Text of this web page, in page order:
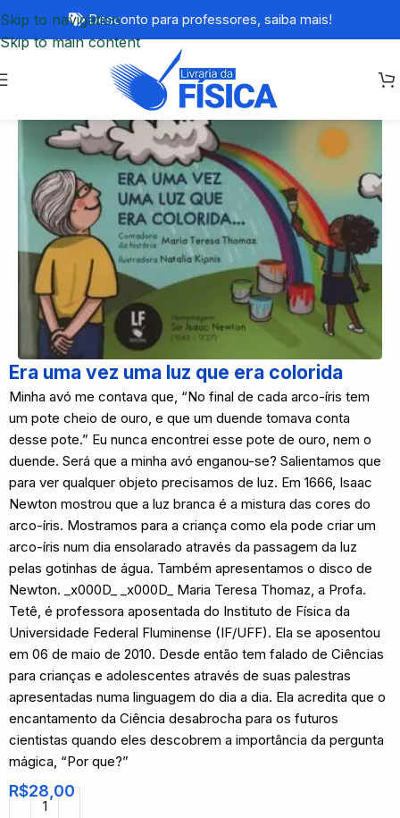
Skip to navigation
Skip to main content
Desconto para professores, saiba mais!
Era uma vez uma luz que era colorida
Minha avó me contava que, “No final de cada arco-íris tem
um pote cheio de ouro, e que um duende tomava conta
desse pote.” Eu nunca encontrei esse pote de ouro, nem o
duende. Será que a minha avó enganou-se? Salientamos que
para ver qualquer objeto precisamos de luz. Em 1666, Isaac
Newton mostrou que a luz branca é a mistura das cores do
arco-íris. Mostramos para a criança como ela pode criar um
arco-íris num dia ensolarado através da passagem da luz
pelas gotinhas de água. Também apresentamos o disco de
Newton. _x000D_ _x000D_ Maria Teresa Thomaz, a Profa.
Tetê, é professora aposentada do Instituto de Física da
Universidade Federal Fluminense (IF/UFF). Ela se aposentou
em 06 de maio de 2010. Desde então tem falado de Ciências
para crianças e adolescentes através de suas palestras
apresentadas numa linguagem do dia a dia. Ela acredita que o
encantamento da Ciência desabrocha para os futuros
cientistas quando eles descobrem a importância da pergunta
mágica, “Por que?”
R$28,00